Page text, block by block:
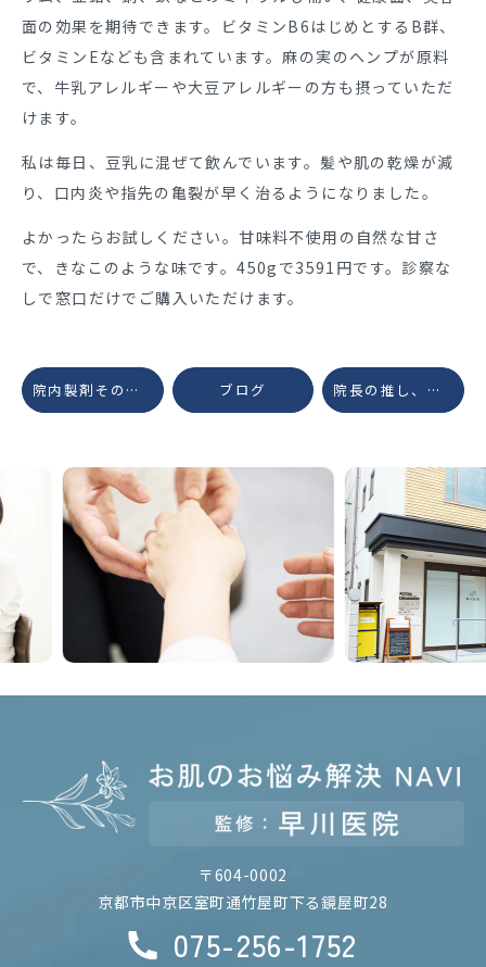
面の効果を期待できます。ビタミンB6はじめとするB群、
ビタミンEなども含まれています。麻の実のヘンプが原料
で、牛乳アレルギーや大豆アレルギーの方も摂っていただ
けます。
私は毎日、豆乳に混ぜて飲んでいます。髪や肌の乾燥が減
り、口内炎や指先の亀裂が早く治るようになりました。
よかったらお試しください。甘味料不使用の自然な甘さ
で、きなこのような味です。450gで3591円です。診察な
しで窓口だけでご購入いただけます。
院内製剤その４ コエンザイムQ10クリーム ブログ 院長の推し、炭酸洗顔と炭酸シャンプー♪
Next
〒604-0002
京都市中京区室町通竹屋町下る鏡屋町28
075-256-1752